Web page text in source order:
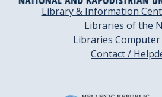
Library & Information
Libraries of the
Libraries
Contact /